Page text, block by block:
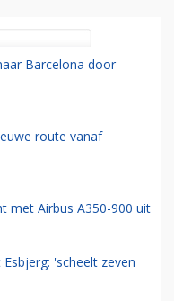
Barcelona door
route vanaf
met Airbus A350-900 uit
'scheelt zeven